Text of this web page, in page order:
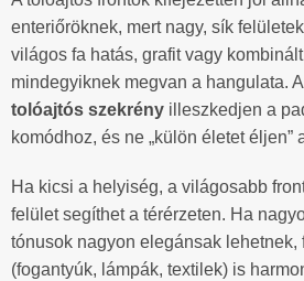
enteriőröknek, mert nagy, sík
világos fa hatás, grafit vagy
mindegyiknek megvan a hangulata.
tolóajtós szekrény illeszkedjen a
komódhoz, és ne „külön életet éljen”
Ha kicsi a helyiség, a világosabb
felület segíthet a térérzeten. Ha
tónusok nagyon elegánsak
(fogantyúk, lámpák, textilek) is